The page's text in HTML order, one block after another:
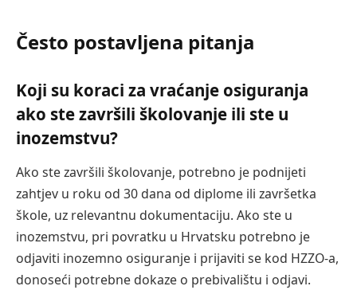
Često postavljena pitanja
Koji su koraci za vraćanje osiguranja
ako ste završili školovanje ili ste u
inozemstvu?
Ako ste završili školovanje, potrebno je podnijeti
zahtjev u roku od 30 dana od diplome ili završetka
škole, uz relevantnu dokumentaciju. Ako ste u
inozemstvu, pri povratku u Hrvatsku potrebno je
odjaviti inozemno osiguranje i prijaviti se kod HZZO-a,
donoseći potrebne dokaze o prebivalištu i odjavi.